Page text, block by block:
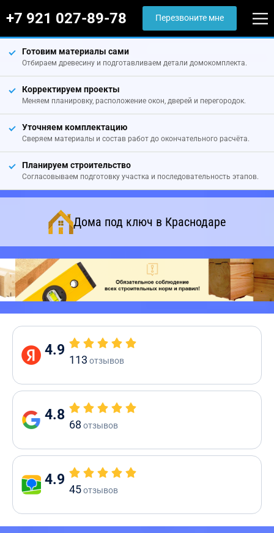
+7 921 027-89-78 Перезвоните мне
Готовим материалы сами
Отбираем древесину и подготавливаем детали домокомплекта.
Корректируем проекты
Меняем планировку, расположение окон, дверей и перегородок.
Уточняем комплектацию
Сверяем материалы и состав работ до окончательного расчёта.
Планируем строительство
Согласовываем подготовку участка и последовательность этапов.
Дома под ключ в Краснодаре
4.9
113 отзывов
4.8
68 отзывов
4.9
45отзывов